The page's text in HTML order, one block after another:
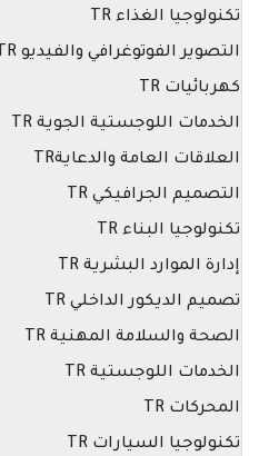
تكنولوجيا الغذاء TR
التصوير الفوتوغرافي والفيديو TR
كهربائيات TR
الخدمات اللوجستية الجوية TR
العلاقات العامة والدعايةTR
التصميم الجرافيكي TR
تكنولوجيا البناء TR
إدارة الموارد البشرية TR
تصميم الديكور الداخلي TR
الصحة والسلامة المهنية TR
الخدمات اللوجستية TR
المحركات TR
تكنولوجيا السيارات TR